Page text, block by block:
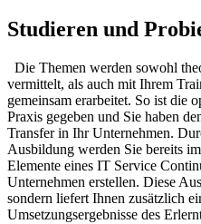
Studieren und
Die Themen werden sowohl
vermittelt, als auch mit Ihrem
gemeinsam erarbeitet. So ist die
Praxis gegeben und Sie haben
Transfer in Ihr Unternehmen.
Ausbildung werden Sie bereits
Elemente eines IT Service
Unternehmen erstellen. Diese
sondern liefert Ihnen zusätzlich
Umsetzungsergebnisse des